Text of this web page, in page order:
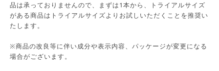
品は承っておりませんので、まずは1本から、トライアルサイズ
がある商品はトライアルサイズよりお試しいただくことを推奨い
たします。
※商品の改良等に伴い成分や表示内容、パッケージが変更になる
場合がございます。